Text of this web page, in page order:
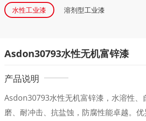
水性工业漆 溶剂型工业漆
Asdon30793水性无机富锌漆
产品说明
Asdon30793水性无机富锌漆，水溶性、
磨、耐冲击、抗盐蚀，防腐性能卓越。